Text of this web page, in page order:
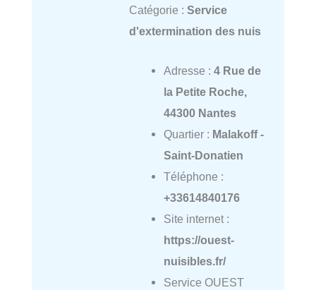
Catégorie : Service
d'extermination des nuis
Adresse : 4 Rue de
la Petite Roche,
44300 Nantes
Quartier : Malakoff -
Saint-Donatien
Téléphone :
+33614840176
Site internet :
https://ouest-
nuisibles.fr/
Service OUEST